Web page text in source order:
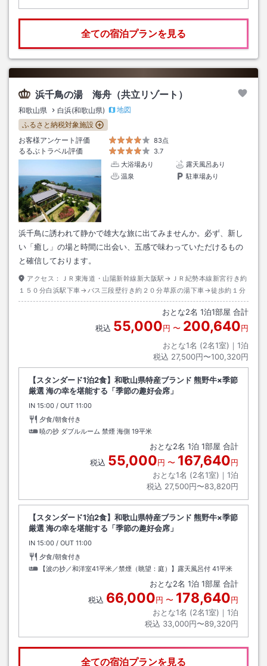
全ての宿泊プランを見る
浜千鳥の湯 海舟（共立リゾート）
和歌山県 白浜(和歌山県)
地図
ふるさと納税対象施設
お客様アンケート評価
83点
るるぶトラベル評価
3.7
大浴場あり
露天風呂あり
温泉
駐車場あり
浜千鳥に誘われて静かで雄大な旅に出てみませんか。必ず、新し
い「癒し」の場と時間に出会い、五感で味わっていただけるもの
と確信しております。
アクセス：
ＪＲ東海道・山陽新幹線新大阪駅→ＪＲ紀勢本線新宮行き約
１５０分白浜駅下車→バス三段壁行き約２０分草原の湯下車→徒歩約１分
おとな2名 1泊1部屋 合計
税込 55,000円 〜 200,640円
おとな1名 (2名1室)｜ 1泊
税込 27,500円〜100,320円
【スタンダード1泊2食】和歌山県特産ブランド 熊野牛×季節
厳選 海の幸を堪能する「季節の趣好会席」
IN チェックイン
15:00 / OUT チェックアウト
11:00
夕食/朝食付き
暁の抄 ダブルルーム 禁煙 海側 19平米
おとな2名 1泊 1部屋 合計
税込 55,000円 〜 167,640円
おとな1名 (2名1室)｜ 1泊
税込 27,500円〜83,820円
【スタンダード1泊2食】和歌山県特産ブランド 熊野牛×季節
厳選 海の幸を堪能する「季節の趣好会席」
IN チェックイン
15:00 / OUT チェックアウト
11:00
夕食/朝食付き
【波の抄／和洋室41平米／禁煙（眺望：庭）】露天風呂付 41平米
おとな2名 1泊 1部屋 合計
税込 66,000円 〜 178,640円
おとな1名 (2名1室)｜ 1泊
税込 33,000円〜89,320円
全ての宿泊プランを見る